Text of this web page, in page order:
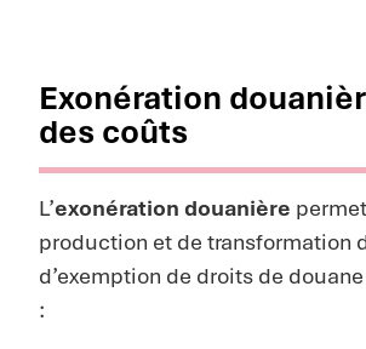
Exonération
des coûts
L’exonération douanière
production et de transformation
d’exemption de droits de
: